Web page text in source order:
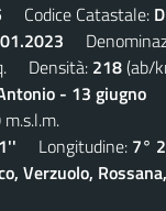
Codice Catastale:
Densità: 218(ab/
- 13 giugno
m.s.l.m.
Longitudine: 7°
Verzuolo,